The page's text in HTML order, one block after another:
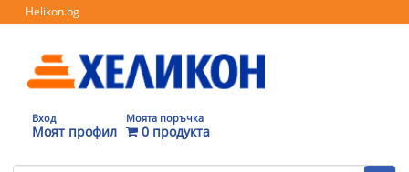
Helikon.bg
Вход
Моят профил
Моята поръчка
0 продукта